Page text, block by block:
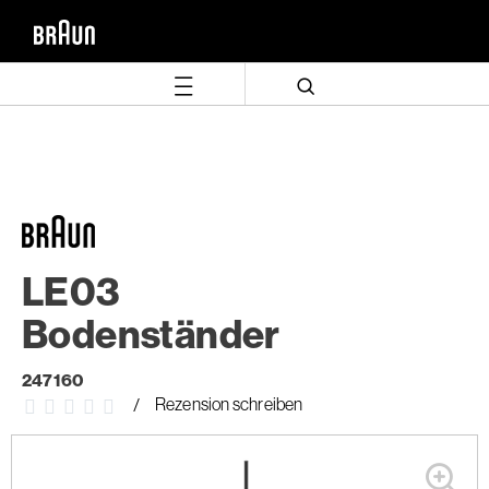
Navigationsmenü
LE03
Bodenständer
247160
Rezension schreiben